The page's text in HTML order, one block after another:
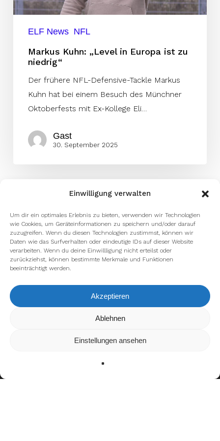
Einwilligung verwalten
Um dir ein optimales Erlebnis zu bieten, verwenden wir Technologien
wie Cookies, um Geräteinformationen zu speichern und/oder darauf
zuzugreifen. Wenn du diesen Technologien zustimmst, können wir
Daten wie das Surfverhalten oder eindeutige IDs auf dieser Website
verarbeiten. Wenn du deine Einwillligung nicht erteilst oder
zurückziehst, können bestimmte Merkmale und Funktionen
beeinträchtigt werden.
Akzeptieren
Ablehnen
Einstellungen ansehen
niedrig“
ELF News NFL
Markus Kuhn: „Level in Europa ist zu
niedrig“
Der frühere NFL-Defensive-Tackle Markus
Kuhn hat bei einem Besuch des Münchner
Oktoberfests mit Ex-Kollege Eli…
Gast
30. September 2025
Wir verwenden Cookies, um dir die bestmögliche Erfahrung auf
kannst du erfahren, welche Cookies wir
verwenden oder sie ausschalten.